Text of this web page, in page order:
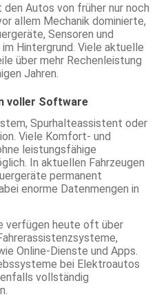
Autos von früher nur noch
allem Mechanik dominierte,
Sensoren und
Hintergrund. Viele aktuelle
über mehr Rechenleistung
Jahren.
voller Software
Spurhalteassistent oder
Viele Komfort- und
leistungsfähige
In aktuellen Fahrzeugen
permanent
enorme Datenmengen in
verfügen heute oft über
Online-Dienste und Apps.
bei Elektroautos
vollständig